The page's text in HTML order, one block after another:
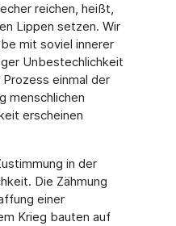
reichen, heißt,
Lippen setzen. Wir
mit soviel innerer
Unbestechlichkeit
einmal der
menschlichen
erscheinen
in der
Die Zähmung
einer
Krieg bauten auf